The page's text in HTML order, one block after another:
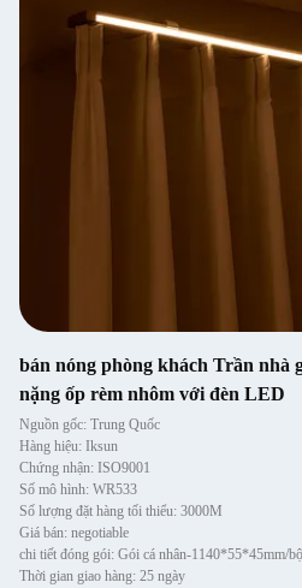
bán nóng phòng khách Trần nhà
nặng ốp rèm nhôm với đèn LED
Nguồn gốc: Trung Quốc
Hàng hiệu: Iksun
Chứng nhận: ISO9001
Số mô hình: WR533
Số lượng đặt hàng tối thiểu: 3000M
Giá bán: negotiable
chi tiết đóng gói: Gói cá nhân-1140*55*45mm/bộ
Thời gian giao hàng: 25 ngày